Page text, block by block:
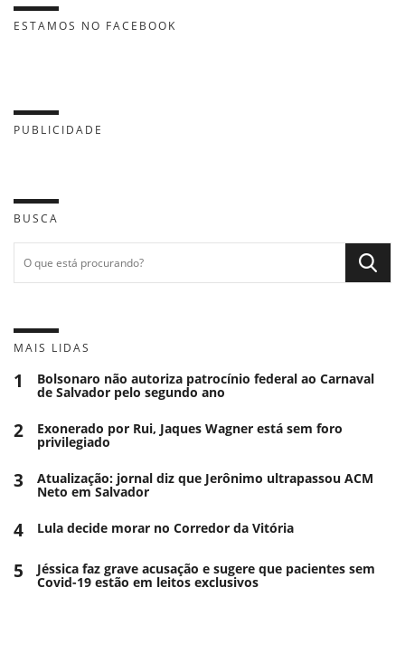
ESTAMOS NO FACEBOOK
PUBLICIDADE
BUSCA
MAIS LIDAS
1 Bolsonaro não autoriza patrocínio federal ao Carnaval
de Salvador pelo segundo ano
2 Exonerado por Rui, Jaques Wagner está sem foro
privilegiado
3 Atualização: jornal diz que Jerônimo ultrapassou ACM
Neto em Salvador
4 Lula decide morar no Corredor da Vitória
5 Jéssica faz grave acusação e sugere que pacientes sem
Covid-19 estão em leitos exclusivos